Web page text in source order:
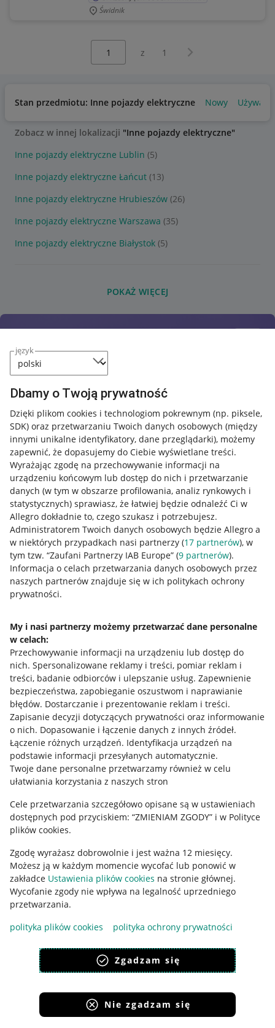
język
Dbamy o Twoją prywatność
Dzięki plikom cookies i technologiom pokrewnym (np. piksele,
SDK) oraz przetwarzaniu Twoich danych osobowych (między
innymi unikalne identyfikatory, dane przeglądarki), możemy
zapewnić, że dopasujemy do Ciebie wyświetlane treści.
Wyrażając zgodę na przechowywanie informacji na
urządzeniu końcowym lub dostęp do nich i przetwarzanie
danych (w tym w obszarze profilowania, analiz rynkowych i
statystycznych) sprawiasz, że łatwiej będzie odnaleźć Ci w
Allegro dokładnie to, czego szukasz i potrzebujesz.
Administratorem Twoich danych osobowych będzie Allegro a
w niektórych przypadkach nasi partnerzy (17 partnerów), w
tym tzw. “Zaufani Partnerzy IAB Europe” (9 partnerów).
Informacja o celach przetwarzania danych osobowych przez
naszych partnerów znajduje się w ich politykach ochrony
prywatności.
My i nasi partnerzy możemy przetwarzać dane personalne
w celach:
Przechowywanie informacji na urządzeniu lub dostęp do
nich. Spersonalizowane reklamy i treści, pomiar reklam i
treści, badanie odbiorców i ulepszanie usług. Zapewnienie
bezpieczeństwa, zapobieganie oszustwom i naprawianie
błędów. Dostarczanie i prezentowanie reklam i treści.
Zapisanie decyzji dotyczących prywatności oraz informowanie
o nich. Dopasowanie i łączenie danych z innych źródeł.
Łączenie różnych urządzeń. Identyfikacja urządzeń na
podstawie informacji przesyłanych automatycznie.
Twoje dane personalne przetwarzamy również w celu
ułatwiania korzystania z naszych stron
Cele przetwarzania szczegółowo opisane są w ustawieniach
dostępnych pod przyciskiem: “ZMIENIAM ZGODY” i w Polityce
plików cookies.
Zgodę wyrażasz dobrowolnie i jest ważna 12 miesięcy.
Możesz ją w każdym momencie wycofać lub ponowić w
zakładce Ustawienia plików cookies na stronie głównej.
Wycofanie zgody nie wpływa na legalność uprzedniego
przetwarzania.
polityka plików cookies
polityka ochrony prywatności
Zgadzam się
Nie zgadzam się
Świdnik
z 1 Następna strona
Stan przedmiotu: Inne pojazdy elektryczne Nowy Używany
Zobacz w innej lokalizacji "Inne pojazdy elektryczne"
Inne pojazdy elektryczne Lublin (5)
Inne pojazdy elektryczne Łańcut (13)
Inne pojazdy elektryczne Hrubieszów (26)
Inne pojazdy elektryczne Warszawa (35)
Inne pojazdy elektryczne Białystok (5)
POKAŻ WIĘCEJ
Nawigacja
Przydatne informacje
Jak to działa
Allegro Gadane dla sprzedających
Allegro Gadane dla kupujących
Mapa miejscowości
Informacje prawne
Regulamin
Polityka plików "cookies"
Ustawienia plików "cookies"
Udostępnianie lokalizacji
Informacje dla Aktu o Usługach Cyfrowych
Pobierz aplikację
Korzystanie z serwisu oznacza akceptacjęregulaminu